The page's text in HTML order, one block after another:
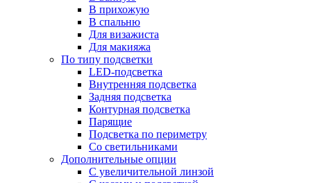
В прихожую
В спальню
Для визажиста
Для макияжа
По типу подсветки
LED-подсветка
Внутренняя подсветка
Задняя подсветка
Контурная подсветка
Парящие
Подсветка по периметру
Со светильниками
Дополнительные опции
C увеличительной линзой